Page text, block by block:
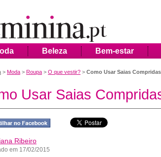
Beleza Bem-estar
> Moda > Roupa > O que vestir? > Como Usar Saias Compridas
Usar Saias
Ribeiro
em 17/02/2015